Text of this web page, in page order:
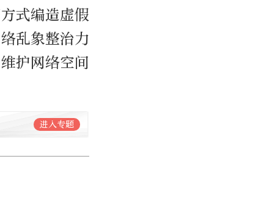
式编造虚假
乱象整治力
护网络空间
进入专题